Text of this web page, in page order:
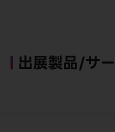
出展製品/サ